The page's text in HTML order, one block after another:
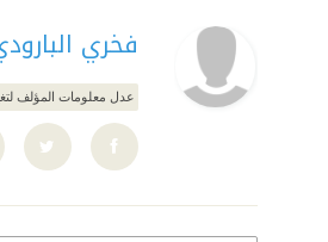
فخري
عدل معلومات المؤلف